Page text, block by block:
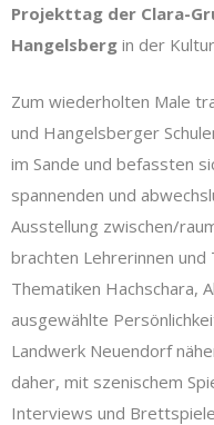
Projekttag der Clara-
Hangelsberg in der
Zum wiederholten Male
und Hangelsberger
im Sande und befassten
spannenden und
Ausstellung zwischen/
brachten Lehrerinnen
Thematiken Hachschara,
ausgewählte
Landwerk Neuendorf
daher, mit szenischem
Interviews und